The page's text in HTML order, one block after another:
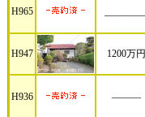
H965
H947 1200万円
H936 ―――